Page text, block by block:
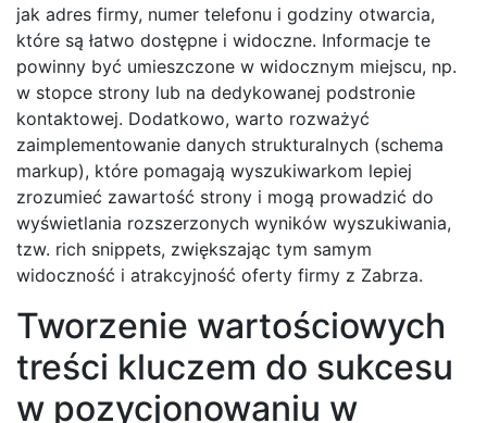
jak adres firmy, numer telefonu i godziny otwarcia,
które są łatwo dostępne i widoczne. Informacje te
powinny być umieszczone w widocznym miejscu, np.
w stopce strony lub na dedykowanej podstronie
kontaktowej. Dodatkowo, warto rozważyć
zaimplementowanie danych strukturalnych (schema
markup), które pomagają wyszukiwarkom lepiej
zrozumieć zawartość strony i mogą prowadzić do
wyświetlania rozszerzonych wyników wyszukiwania,
tzw. rich snippets, zwiększając tym samym
widoczność i atrakcyjność oferty firmy z Zabrza.
Tworzenie wartościowych
treści kluczem do sukcesu
w pozycjonowaniu w